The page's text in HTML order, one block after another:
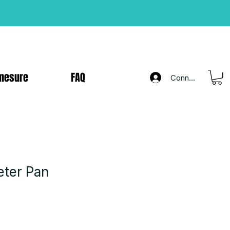
FAQ Connexion
Pan